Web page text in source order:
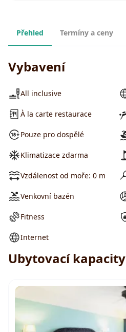
Přehled Termíny a ceny
Vybavení
All inclusive
À la carte restaurace
Pouze pro dospělé
Klimatizace zdarma
Vzdálenost od moře: 0 m
Venkovní bazén
Fitness
Internet
Ubytovací kapacity